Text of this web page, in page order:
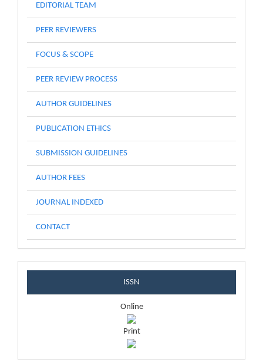
EDITORIAL TEAM
PEER REVIEWERS
FOCUS & SCOPE
PEER REVIEW PROCESS
AUTHOR GUIDELINES
PUBLICATION ETHICS
SUBMISSION GUIDELINES
AUTHOR FEES
JOURNAL INDEXED
CONTACT
ISSN
Online
Print